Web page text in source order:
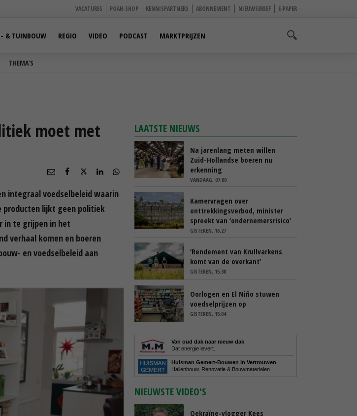
VACATURES POAH-SHOP KENNISPARTNERS ABONNEMENT NIEUWSBRIEF E-PAPER
THEMA'S
& TUINBOUW REGIO VIDEO PODCAST MARKTPRIJZEN
moet met
integraal voedselbeleid waarin
producten lijkt geen politiek
in te grijpen in het
verhaal komen en boeren
en voedselbeleid aan
LAATSTE NIEUWS
Na jarenlang meten willen
Zuid-Hollandse boeren nu
erkenning
VANDAAG, 07:00
Kamervragen over
onttrekkingsverbod, minister
spreekt van ‘ondernemersrisico’
GISTEREN, 16:27
‘Rendement van Krullvarkens
komt van de overkant’
GISTEREN, 15:30
Oorlogen en El Niño stuwen
voedselprijzen op
GISTEREN, 15:04
Van oud dak naar nieuw dak
Dat energie levert.
Huisman Gemert-Bouwen in Vertrouwen
Hallenbouw, Renovatie & Bouwmaterialen
NIEUWSTE VIDEO'S
Oekraïne-vlogger Kees